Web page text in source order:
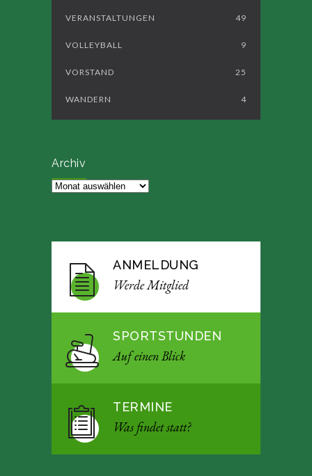
VERANSTALTUNGEN 49
VOLLEYBALL 9
VORSTAND 25
WANDERN 4
Archiv
Archiv
ANMELDUNG
Werde Mitglied
SPORTSTUNDEN
Auf einen Blick
TERMINE
Was findet statt?